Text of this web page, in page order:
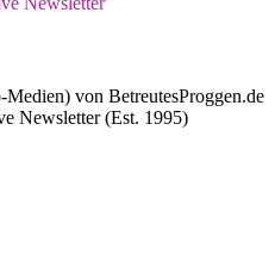
von BetreutesProggen.de
Newsletter (Est. 1995)